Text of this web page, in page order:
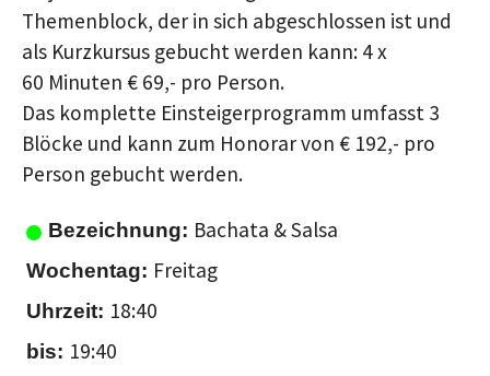
Themenblock, der in sich abgeschlossen ist und
als Kurzkursus gebucht werden kann: 4 x
60 Minuten € 69,- pro Person.
Das komplette Einsteigerprogramm umfasst 3
Blöcke und kann zum Honorar von € 192,- pro
Person gebucht werden.
Bachata & Salsa
Freitag
18:40
19:40